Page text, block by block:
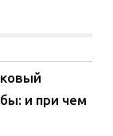
и при чем